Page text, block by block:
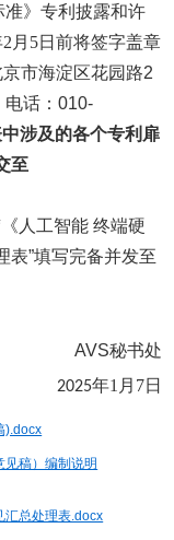
准》专利披露和许
2月5日前将签字盖章
市海淀区花园路2
电话：010-
涉及的各个专利扉
至
人工智能 终端硬
表”填写完备并发至
AVS秘书处
2025年1月7日
).docx
见稿）编制说明
汇总处理表.docx